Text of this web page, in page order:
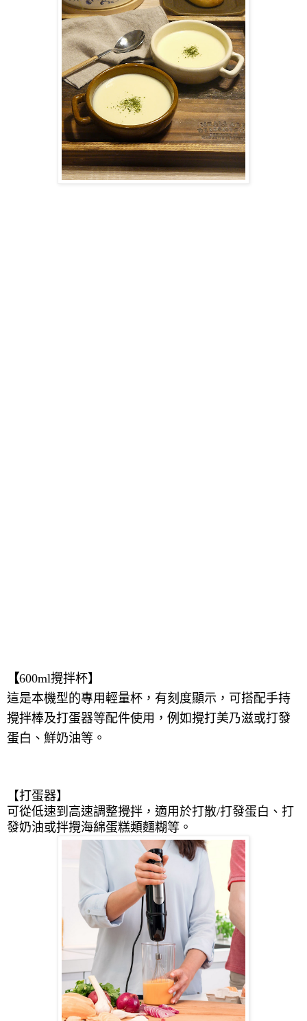
【600ml攪拌杯】
這是本機型的專用輕量杯，有刻度顯示， 可搭配手持
攪拌棒及打蛋器等配件使用， 例如攪打美乃滋或打發
蛋白、鮮奶油等。
【打蛋器】
可從低速到高速調整攪拌，適用於打散/打發蛋白、打
發奶油或拌攪海綿蛋糕類麵糊等。